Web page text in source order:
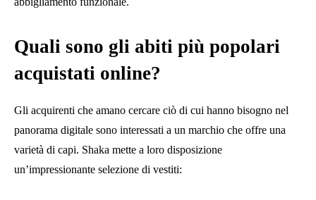
Quali sono gli abiti più popolari
acquistati online?
Gli acquirenti che amano cercare ciò di cui hanno bisogno nel
panorama digitale sono interessati a un marchio che offre una
varietà di capi. Shaka mette a loro disposizione
un’impressionante selezione di vestiti: